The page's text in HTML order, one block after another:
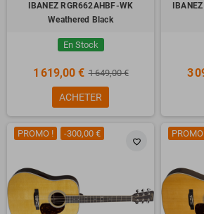
IBANEZ RGR662AHBF-WK
Weathered Black
En Stock
1 619,00 € 1 649,00 €
ACHETER
3
favorite_border
PROMO ! -300,00 €